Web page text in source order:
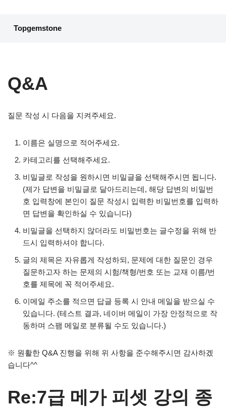
콘
건
너
기
Topgemstone
Q&A
질문 작성 시 다음을 지켜주세요.
이름은 실명으로 적어주세요.
카테고리를 선택해주세요.
비밀글로 작성을 원하시면 비밀글을 선택해주시면 됩니다.
(제가 답변을 비밀글로 달아드리는데, 해당 답변의 비밀번
호 입력창에 본인이 질문 작성시 입력한 비밀번호를 입력하
면 답변을 확인하실 수 있습니다)
비밀글을 선택하지 않더라도 비밀번호는 글수정을 위해 반
드시 입력하셔야 합니다.
글의 제목은 자유롭게 작성하되, 문제에 대한 질문인 경우
질문하고자 하는 문제의 시험/책형/번호 또는 교재 이름/번
호를 제목에 꼭 적어주세요.
이메일 주소를 적으면 답글 등록 시 안내 메일을 받으실 수
있습니다. (테스트 결과, 네이버 메일이 가장 안정적으로 작
동하며 스팸 메일로 분류될 수도 있습니다.)
※ 원활한 Q&A 진행을 위해 위 사항을 준수해주시면 감사하겠
습니다^^
Re:7급 메가 피셋 강의 종